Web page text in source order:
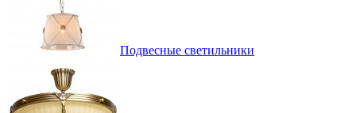
Подвесные светильники